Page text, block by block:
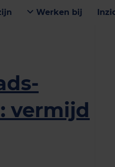
Werken bij
vermijd